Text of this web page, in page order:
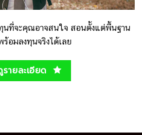
นที่จะคุณอาจสนใจ สอนตั้งแต่พื้นฐาน
อมลงทุนจริงได้เลย
รายละเอียด